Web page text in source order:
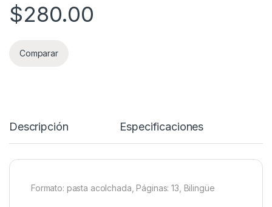
$280.00
Comparar
Descripción Especificaciones
Formato: pasta acolchada, Páginas: 13, Bilingüe